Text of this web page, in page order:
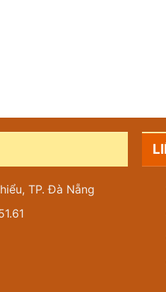
TP. Đà Nẵng